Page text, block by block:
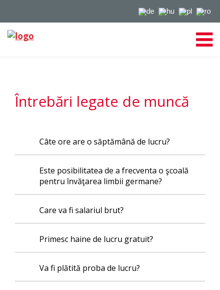
Întrebări legate de muncă
Câte ore are o săptămână de lucru?
Este posibilitatea de a frecventa o şcoală
pentru învăţarea limbii germane?
Care va fi salariul brut?
Primesc haine de lucru gratuit?
Va fi plătită proba de lucru?